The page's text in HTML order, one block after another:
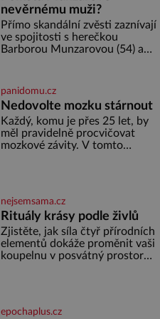
se spojí s dalšími desítkami tisíc
příslušnic svého včelstva,
vznikne jeden z
nejdokonalejších organismů
nevěrnému muži?
Přímo skandální zvěsti zaznívají
ve spojitosti s herečkou
Barborou Munzarovou (54) a
viděna s jakýmsi sympaťákem, s
nímž se velmi družně, až d
panidomu.cz
Nedovolte mozku stárnout
Každý, komu je přes 25 let, by
měl pravidelně procvičovat
mozkové závity. V tomto
marně v paměti lovíte název
knížky, kterou jste nedávno
přečetli. Je to opravdu tak, s
věkem jako kdyby se paměť
rozhodla stávkovat. Cvičte
nejsemsama.cz
Rituály krásy podle živlů
Zjistěte, jak síla čtyř přírodních
elementů dokáže proměnit vaši
koupelnu v posvátný prostor
nese otisk vesmíru, který se
epochaplus.cz